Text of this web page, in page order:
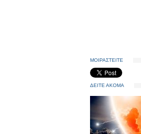
ΜΟΙΡΑΣΤΕΙΤΕ
ΔΕΙΤΕ ΑΚΟΜΑ